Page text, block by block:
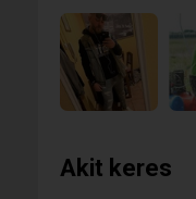
Akit keres